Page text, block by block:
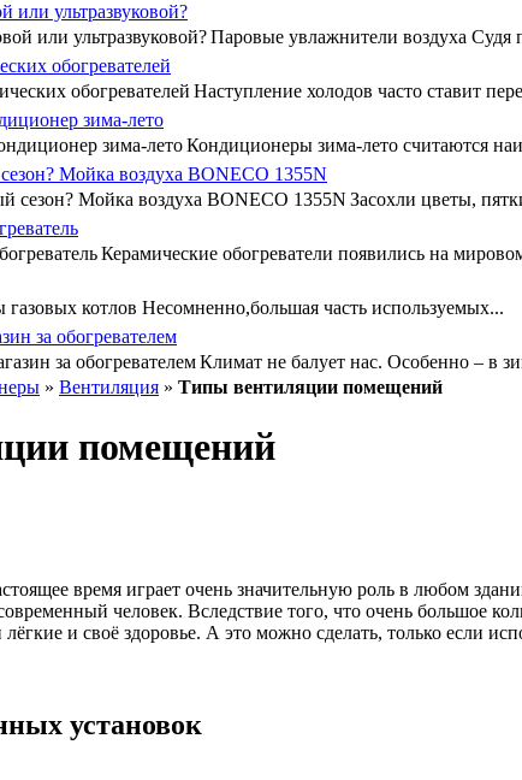
или ультразвуковой?
Паровые увлажнители воздуха
обогревателей
Наступление холодов часто ставит
зима-лето
Кондиционеры зима-лето считаются
Мойка воздуха BONECO 1355N
Засохли цветы,
Керамические обогреватели появились на
котлов Несомненно,большая часть используемых...
за обогревателем
Климат не балует нас. Особенно – в
» Вентиляция » Типы вентиляции помещений
помещений
время играет очень значительную роль в любом
человек. Вследствие того, что очень большое
и своё здоровье. А это можно сделать, только если
установок